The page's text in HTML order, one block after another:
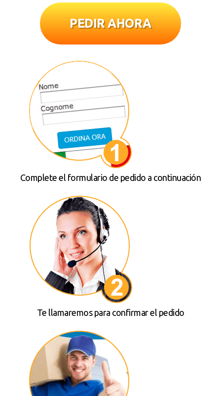
PEDIR AHORA
Complete el formulario de pedido a continuación
Te llamaremos para confirmar el pedido